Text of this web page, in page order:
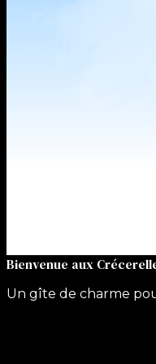
Bienvenue aux
Un gîte de charme